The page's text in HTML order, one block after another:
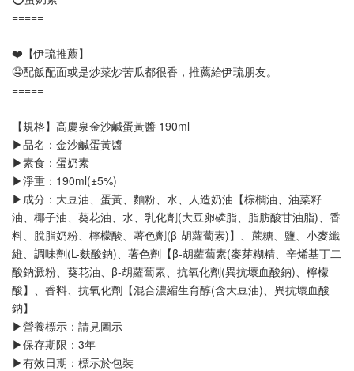
=====
❤️【伊琉推薦】
🤤配飯配面或是炒菜炒苦瓜都很香，推薦給伊琉朋友。
=====
【規格】高慶泉金沙鹹蛋黃醬 190ml
▶品名：金沙鹹蛋黃醬
▶素食：蛋奶素
▶淨重：190ml(±5%)
▶成分：大豆油、蛋黃、麵粉、水、人造奶油【棕櫚油、油菜籽
油、椰子油、葵花油、水、乳化劑(大豆卵磷脂、脂肪酸甘油脂)、香
料、脫脂奶粉、檸檬酸、著色劑(β-胡蘿蔔素)】、蔗糖、鹽、小麥纖
維、調味劑(L-麩酸鈉)、著色劑【β-胡蘿蔔素(麥芽糊精、辛烯基丁二
酸鈉澱粉、葵花油、β-胡蘿蔔素、抗氧化劑(異抗壞血酸鈉)、檸檬
酸】、香料、抗氧化劑【混合濃縮生育醇(含大豆油)、異抗壞血酸
鈉】
▶營養標示：請見圖示
▶保存期限：3年
▶有效日期：標示於包裝